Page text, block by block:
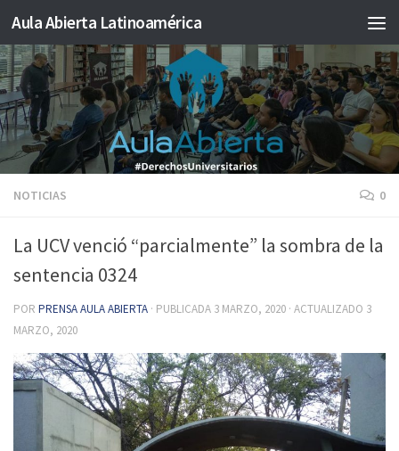
Saltar al contenido
Aula Abierta Latinoamérica
NOTICIAS 0
La UCV venció “parcialmente” la sombra de la
sentencia 0324
POR PRENSA AULA ABIERTA · PUBLICADA 3 MARZO, 2020 · ACTUALIZADO 3
MARZO, 2020